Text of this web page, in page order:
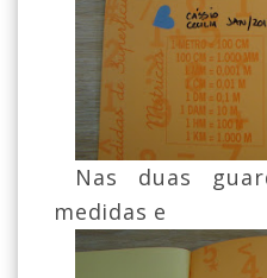
Nas duas
medidas e